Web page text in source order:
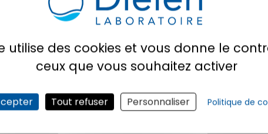
chronique, inactivité physique ou excès de sport,
il est constamment confronté à des apports ou
: tout est une question
déséquilibrée : trop riche en produits acidifiants et
utilise des cookies et vous donne le
ceux que vous souhaitez activer
Tout refuser Personnaliser Politique de